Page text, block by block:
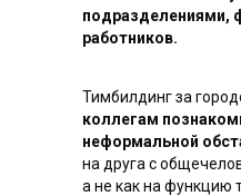
подразделениями,
работников.
Тимбилдинг за
коллегам
неформальной
на друга с
а не как на функцию